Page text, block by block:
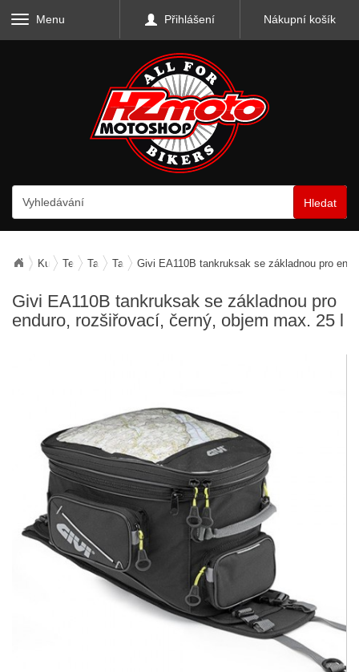
Menu Přihlášení Nákupní košík
Hledat
Kufry, zavazadla, nosiče
Textilní zavazadla
TankvakyTankvaky s popruhy
Givi EA110B tankruksak se základnou pro
Givi EA110B tankruksak se základnou pro
enduro, rozšiřovací, černý, objem max. 25 l